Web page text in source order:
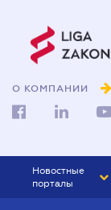
О КОМПАНИИ
Новостные
порталы